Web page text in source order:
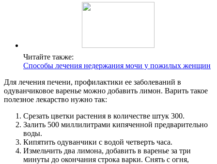
Читайте также:
Способы лечения недержания мочи у пожилых женщин
Для лечения печени, профилактики ее заболеваний в
одуванчиковое варенье можно добавить лимон. Варить такое
полезное лекарство нужно так:
Срезать цветки растения в количестве штук 300.
Залить 500 миллилитрами кипяченной предварительно
воды.
Кипятить одуванчики с водой четверть часа.
Измельчить два лимона, добавить в варенье за три
минуты до окончания строка варки. Снять с огня,